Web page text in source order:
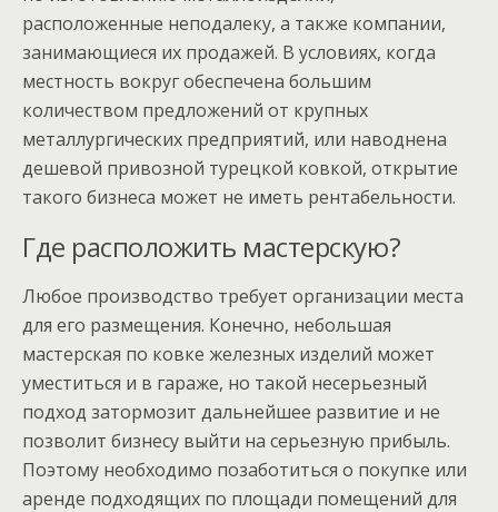
расположенные неподалеку, а также компании,
занимающиеся их продажей. В условиях, когда
местность вокруг обеспечена большим
количеством предложений от крупных
металлургических предприятий, или наводнена
дешевой привозной турецкой ковкой, открытие
такого бизнеса может не иметь рентабельности.
Где расположить мастерскую?
Любое производство требует организации места
для его размещения. Конечно, небольшая
мастерская по ковке железных изделий может
уместиться и в гараже, но такой несерьезный
подход затормозит дальнейшее развитие и не
позволит бизнесу выйти на серьезную прибыль.
Поэтому необходимо позаботиться о покупке или
аренде подходящих по площади помещений для